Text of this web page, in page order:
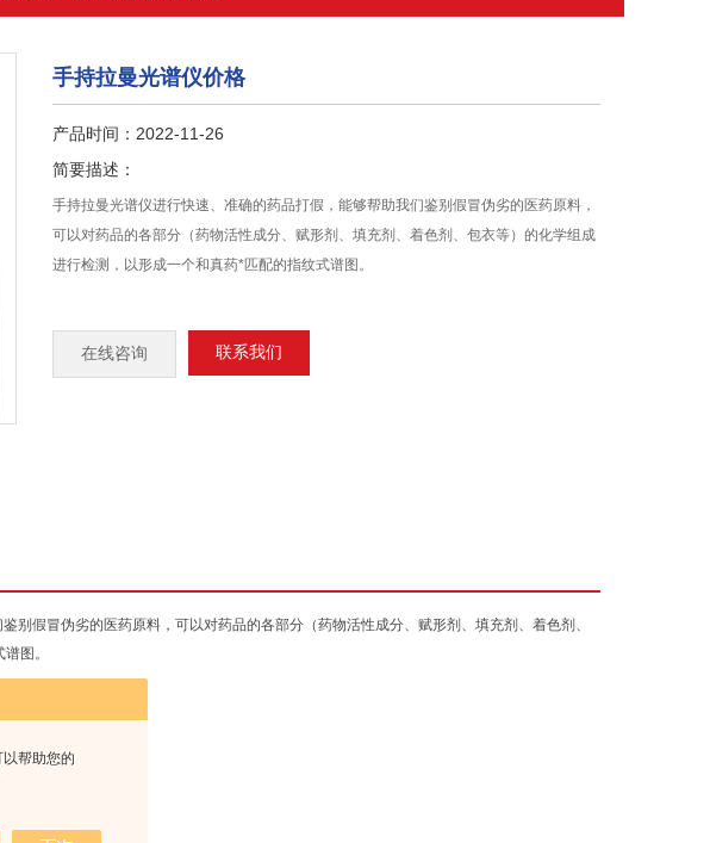
帮助您的
手持拉曼光谱仪价格
产品时间：2022-11-26
简要描述：
手持拉曼光谱仪进行快速、准确的药品打假，能够帮助我们鉴别假冒伪劣的医药原料，
可以对药品的各部分（药物活性成分、赋形剂、填充剂、着色剂、包衣等）的化学组成
进行检测，以形成一个和真药*匹配的指纹式谱图。
在线咨询 联系我们
别假冒伪劣的医药原料，可以对药品的各部分（药物活性成分、赋形剂、填充剂、着色剂、
图。